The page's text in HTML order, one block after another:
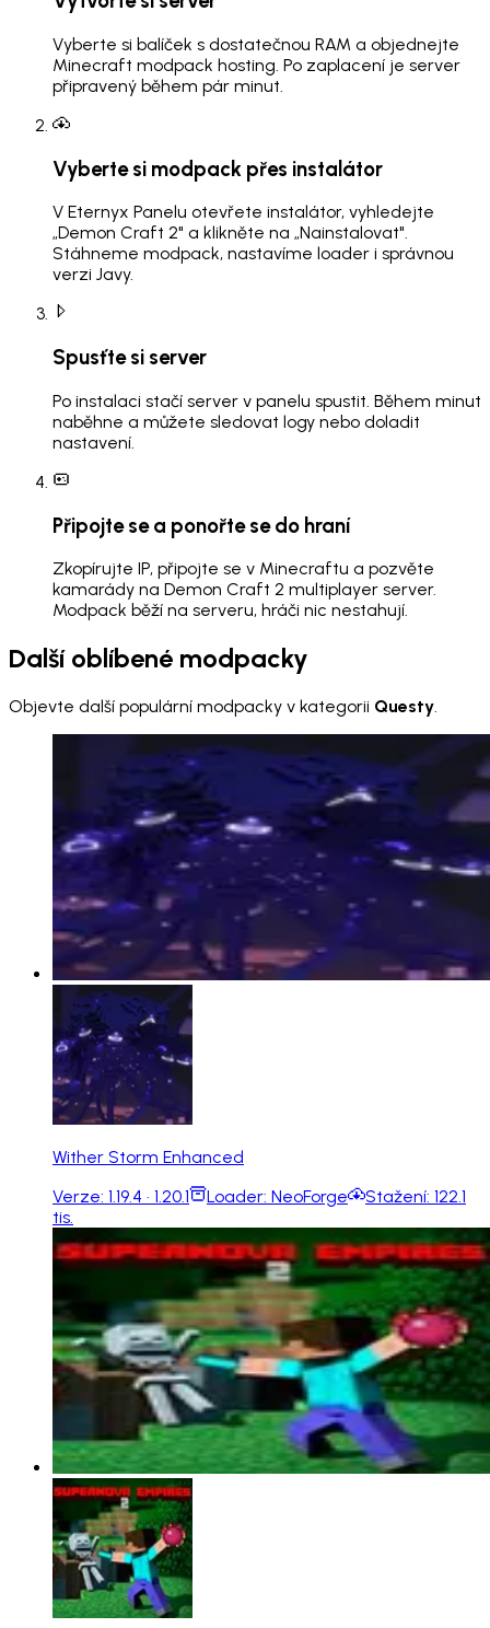
Vyberte si balíček s dostatečnou RAM a objednejte
Minecraft modpack hosting. Po zaplacení je server
připravený během pár minut.
Vyberte si modpack přes instalátor
V Eternyx Panelu otevřete instalátor, vyhledejte
„Demon Craft 2" a klikněte na „Nainstalovat".
Stáhneme modpack, nastavíme loader i správnou
verzi Javy.
Spusťte si server
Po instalaci stačí server v panelu spustit. Během minut
naběhne a můžete sledovat logy nebo doladit
nastavení.
Připojte se a ponořte se do hraní
Zkopírujte IP, připojte se v Minecraftu a pozvěte
kamarády na Demon Craft 2 multiplayer server.
Modpack běží na serveru, hráči nic nestahují.
Další oblíbené modpacky
Objevte další populární modpacky v kategorii Questy.
Wither Storm Enhanced
Verze: 1.19.4 · 1.20.1 Loader: NeoForge Stažení: 122.1
tis.